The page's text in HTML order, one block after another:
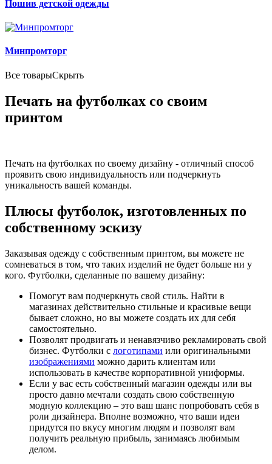
Пошив детской одежды
Минпромторг
Все товарыСкрыть
Печать на футболках со своим
принтом
Печать на футболках по своему дизайну - отличный способ
проявить свою индивидуальность или подчеркнуть
уникальность вашей команды.
Плюсы футболок, изготовленных по
собственному эскизу
Заказывая одежду с собственным принтом, вы можете не
сомневаться в том, что таких изделий не будет больше ни у
кого. Футболки, сделанные по вашему дизайну:
Помогут вам подчеркнуть свой стиль. Найти в
магазинах действительно стильные и красивые вещи
бывает сложно, но вы можете создать их для себя
самостоятельно.
Позволят продвигать и ненавязчиво рекламировать свой
бизнес. Футболки с логотипами или оригинальными
изображениями можно дарить клиентам или
использовать в качестве корпоративной униформы.
Если у вас есть собственный магазин одежды или вы
просто давно мечтали создать свою собственную
модную коллекцию – это ваш шанс попробовать себя в
роли дизайнера. Вполне возможно, что ваши идеи
придутся по вкусу многим людям и позволят вам
получить реальную прибыль, занимаясь любимым
делом.